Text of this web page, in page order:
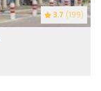
3.7 (199)